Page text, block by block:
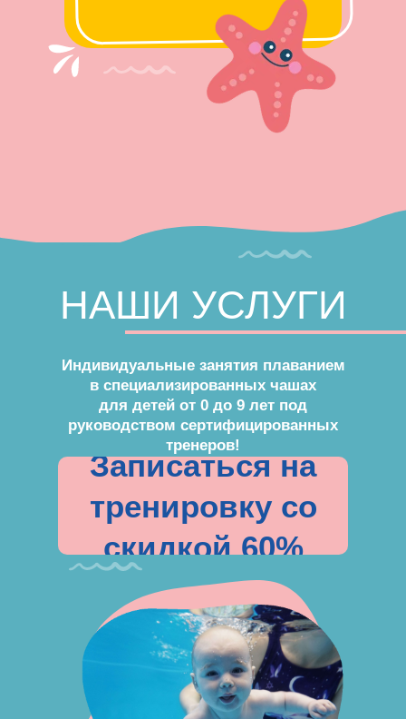
НАШИ УСЛУГИ
Индивидуальные занятия плаванием
в специализированных чашах
для детей от 0 до 9 лет под
руководством сертифицированных
тренеров!
Записаться на
тренировку со
скидкой 60%